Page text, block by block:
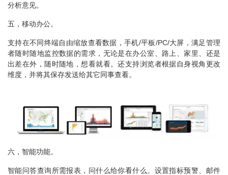
分析意见。
五，移动办公。
支持在不同终端自由缩放查看数据，手机/平板/PC/大屏，满足管理
者随时随地监控数据的需求，无论是在办公室、路上、家里、还是
出差在外，随时随地，想看就看。还支持浏览者根据自身视角更改
维度，并将其保存发送给其它同事查看。
六，智能功能。
智能问答查询所需报表，问什么给你看什么。设置指标预警、邮件